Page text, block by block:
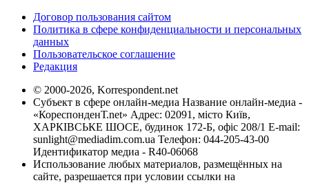
Договор пользования сайтом
Политика в сфере конфиденциальности и персональных
данных
Пользовательское соглашение
Редакция
© 2000-2026, Korrespondent.net
Субъект в сфере онлайн-медиа Название онлайн-медиа -
«КореспонденТ.net» Адрес: 02091, місто Київ,
ХАРКІВСЬКЕ ШОСЕ, будинок 172-Б, офіс 208/1 E-mail:
sunlight@mediadim.com.ua Телефон: 044-205-43-00
Идентификатор медиа - R40-06068
Использование любых материалов, размещённых на
сайте, разрешается при условии ссылки на